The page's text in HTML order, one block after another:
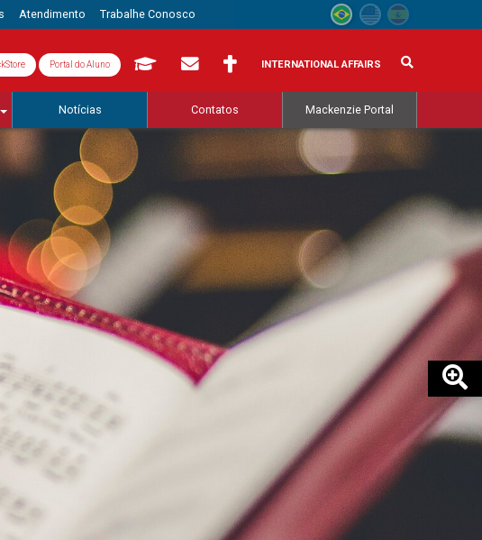
Atendimento Trabalhe Conosco
Portal do Aluno INTERNATIONAL AFFAIRS
Notícias Contatos Mackenzie Portal